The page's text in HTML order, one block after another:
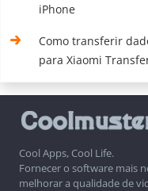
iPhone
Como transferir
para Xiaomi
Cool Apps, Cool Life.
Fornecer o software mais
melhorar a qualidade de